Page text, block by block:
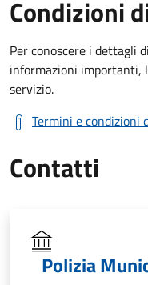
Condizioni
Per conoscere i dettagli
informazioni importanti,
servizio.
Termini e condizioni
Contatti
Polizia